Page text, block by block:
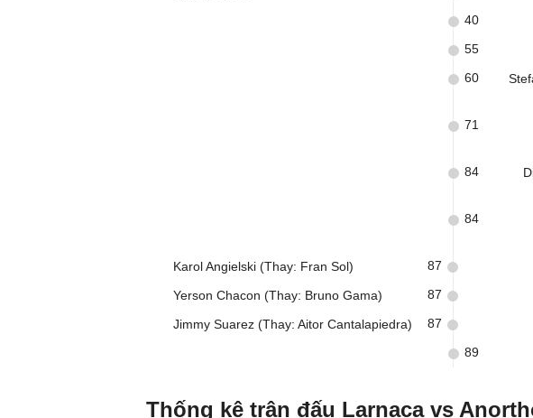
40
55
60
71
84
84
Karol Angielski (Thay: Fran Sol) 87
Yerson Chacon (Thay: Bruno Gama) 87
Jimmy Suarez (Thay: Aitor Cantalapiedra) 87
89
Thống kê trận đấu Larnaca vs